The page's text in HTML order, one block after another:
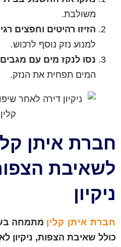
משולבת.
הזיזו רהיטים וחפצים
למנוע נזק נוסף לרכוש.
נסו לנקז מים עם מגבים
המים תפחית את הנזק.
חברת איתן
לשאיבת
ניקיון
חברת איתן קלין מתמחה
כולל שאיבת הצפות, ניקיון